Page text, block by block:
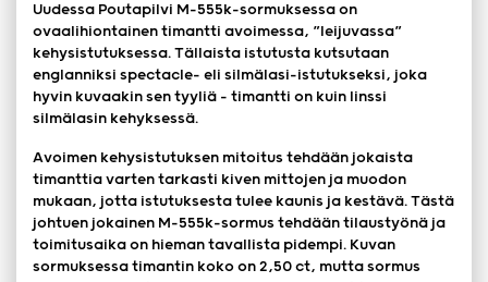
Uudessa Poutapilvi M-555k-sormuksessa on
ovaalihiontainen timantti avoimessa, ”leijuvassa”
kehysistutuksessa. Tällaista istutusta kutsutaan
englanniksi spectacle- eli silmälasi-istutukseksi, joka
hyvin kuvaakin sen tyyliä – timantti on kuin linssi
silmälasin kehyksessä.
Avoimen kehysistutuksen mitoitus tehdään jokaista
timanttia varten tarkasti kiven mittojen ja muodon
mukaan, jotta istutuksesta tulee kaunis ja kestävä. Tästä
johtuen jokainen M-555k-sormus tehdään tilaustyönä ja
toimitusaika on hieman tavallista pidempi. Kuvan
sormuksessa timantin koko on 2,50 ct, mutta sormus